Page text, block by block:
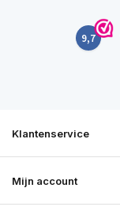
9,7
Klantenservice
Mijn account